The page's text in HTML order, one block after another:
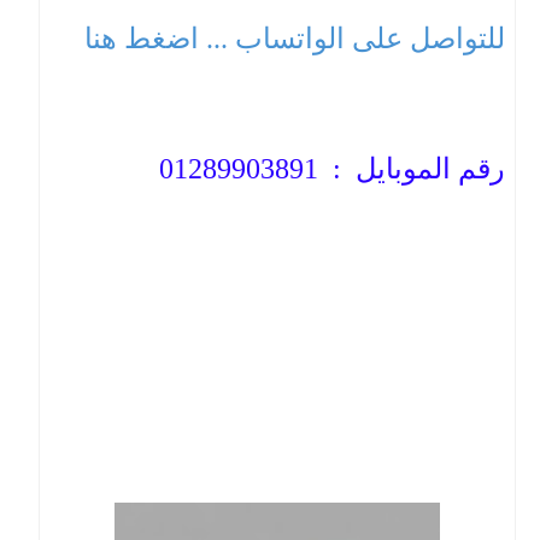
للتواصل على الواتساب ... اضغط هنا
رقم الموبايل : 01289903891